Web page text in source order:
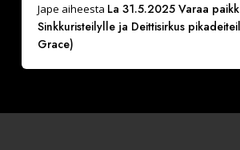
Jape aiheesta La 31.5.2025 Varaa
Sinkkuristeilylle ja Deittisirkus
Grace)